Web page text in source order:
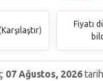
Karşılaştır)
Fiyatı
07 Ağustos, 2026